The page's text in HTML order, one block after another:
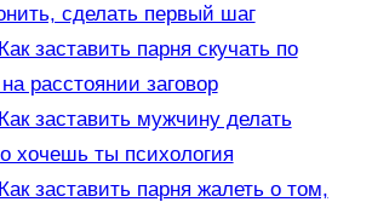
сделать первый шаг
заставить парня скучать по
расстоянии заговор
заставить мужчину делать
хочешь ты психология
заставить парня жалеть о том,